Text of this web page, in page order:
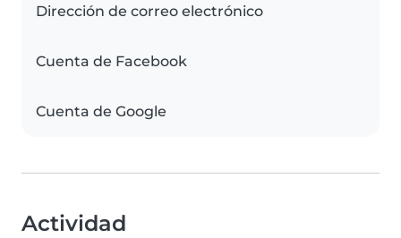
Dirección de correo electrónico
Cuenta de Facebook
Cuenta de Google
Actividad